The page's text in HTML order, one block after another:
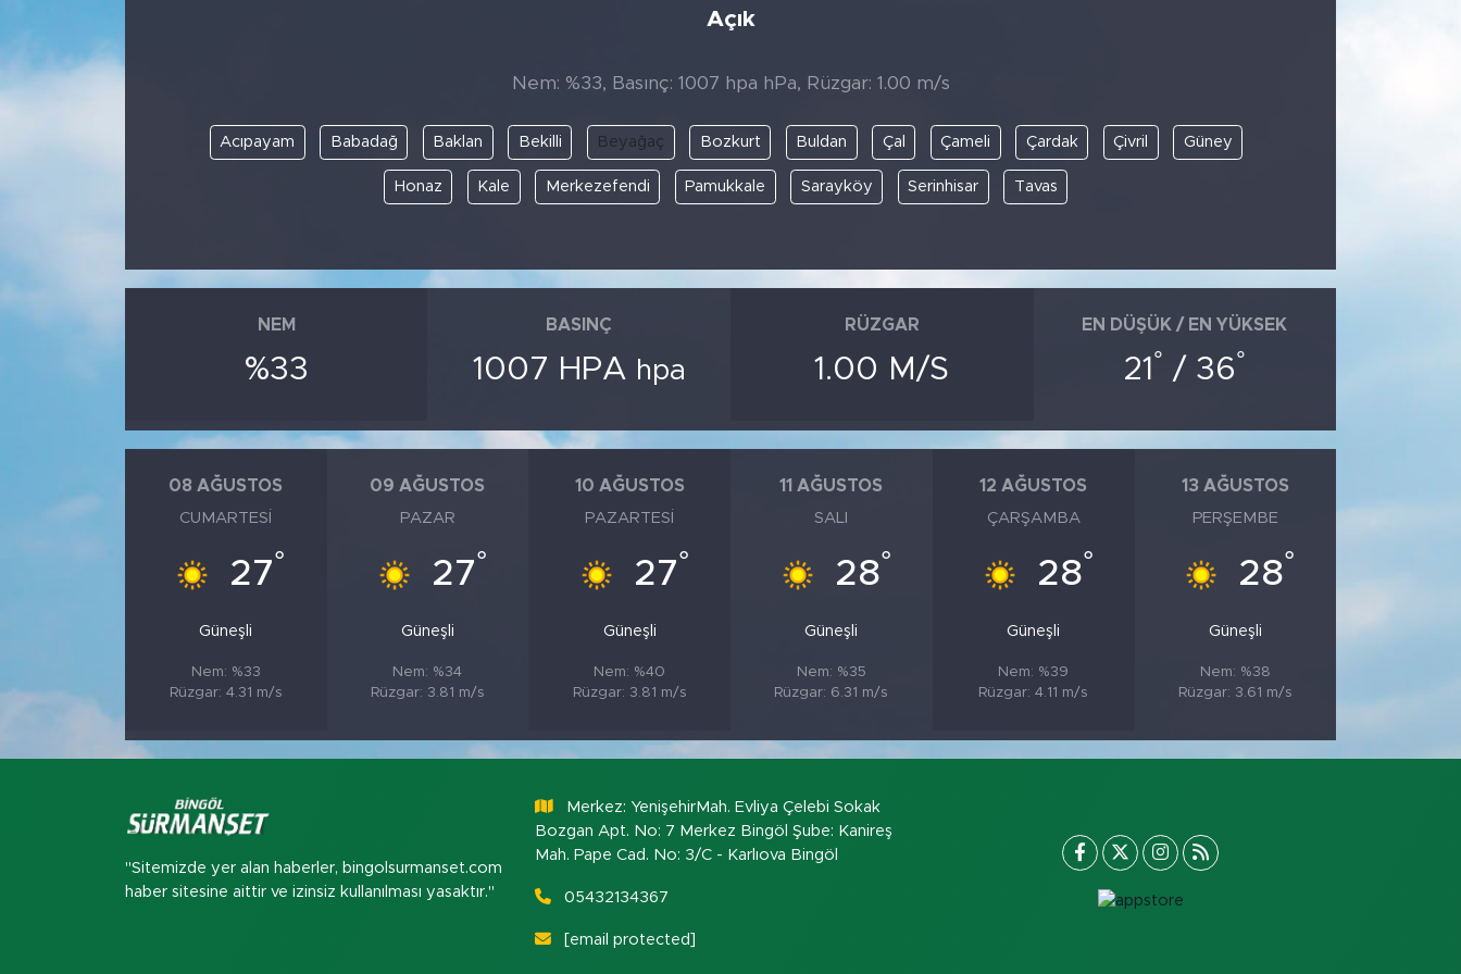
Açık
Nem: %33, Basınç: 1007 hpa hPa, Rüzgar: 1.00 m/s
Acıpayam Babadağ Baklan Bekilli Beyağaç Bozkurt Buldan Çal Çameli Çardak Çivril Güney
Honaz Kale Merkezefendi Pamukkale Sarayköy Serinhisar Tavas
NEM
%33
BASINÇ
1007 HPA hpa
RÜZGAR
1.00 M/S
EN DÜŞÜK / EN YÜKSEK
21 ° / 36°
08 AĞUSTOS
CUMARTESI
27°
Güneşli
Nem: %33
Rüzgar: 4.31 m/s
09 AĞUSTOS
PAZAR
27°
Güneşli
Nem: %34
Rüzgar: 3.81 m/s
10 AĞUSTOS
PAZARTESI
27°
Güneşli
Nem: %40
Rüzgar: 3.81 m/s
11 AĞUSTOS
SALI
28°
Güneşli
Nem: %35
Rüzgar: 6.31 m/s
12 AĞUSTOS
ÇARŞAMBA
28°
Güneşli
Nem: %39
Rüzgar: 4.11 m/s
13 AĞUSTOS
PERŞEMBE
28°
Güneşli
Nem: %38
Rüzgar: 3.61 m/s
"Sitemizde yer alan haberler, bingolsurmanset.com
haber sitesine aittir ve izinsiz kullanılması yasaktır."
Merkez: YenişehirMah. Evliya Çelebi Sokak
Bozgan Apt. No: 7 Merkez Bingöl Şube: Kanireş
Mah. Pape Cad. No: 3/C - Karlıova Bingöl
05432134367
[email protected]
Spor
Bingöl Kaza Haberleri